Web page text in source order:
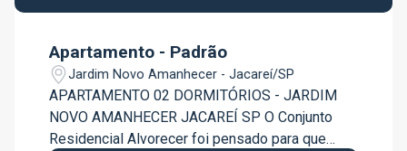
Apartamento - Padrão
Jardim Novo Amanhecer - Jacareí/SP
APARTAMENTO 02 DORMITÓRIOS - JARDIM
NOVO AMANHECER JACAREÍ SP O Conjunto
Residencial Alvorecer foi pensado para que